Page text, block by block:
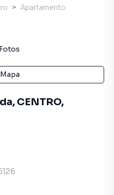
Apartamento
Fotos
Mapa
CENTRO,